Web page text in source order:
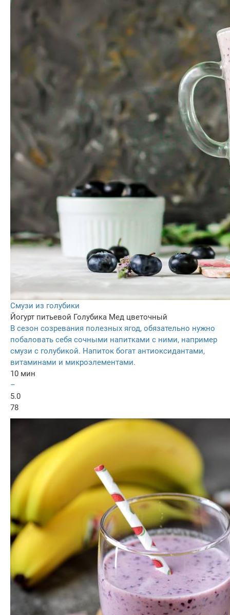
Смузи из голубики
Йогурт питьевой Голубика Мед цветочный
В сезон созревания полезных ягод, обязательно нужно
побаловать себя сочными напитками с ними, например
смузи с голубикой. Напиток богат антиоксидантами,
витаминами и микроэлементами.
10 мин
–
5.0
78